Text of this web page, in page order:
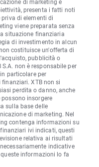
di marketing è
presenta i fatti noti
di elementi di
viene preparata senza
situazione finanziaria
di investimento in alcun
costituisce un'offerta di
pubblicità o
non è responsabile per
particolare per
XTB non si
perdita o danno, anche
insorgere
sulla base delle
di marketing. Nel
contenga informazioni su
ivi indicati, questi
relativa ai risultati
indicative
informazioni lo fa